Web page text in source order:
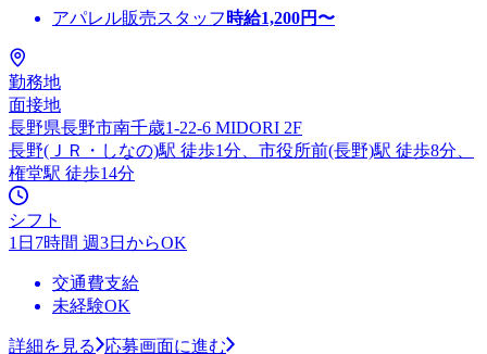
アパレル販売スタッフ 時給1,200円〜
勤務地
面接地
長野県長野市南千歳1-22-6 MIDORI 2F
長野(ＪＲ・しなの)駅 徒歩1分、市役所前(長野)駅 徒歩8分、
権堂駅 徒歩14分
シフト
1日7時間 週3日からOK
交通費支給
未経験OK
詳細を見る 応募画面に進む